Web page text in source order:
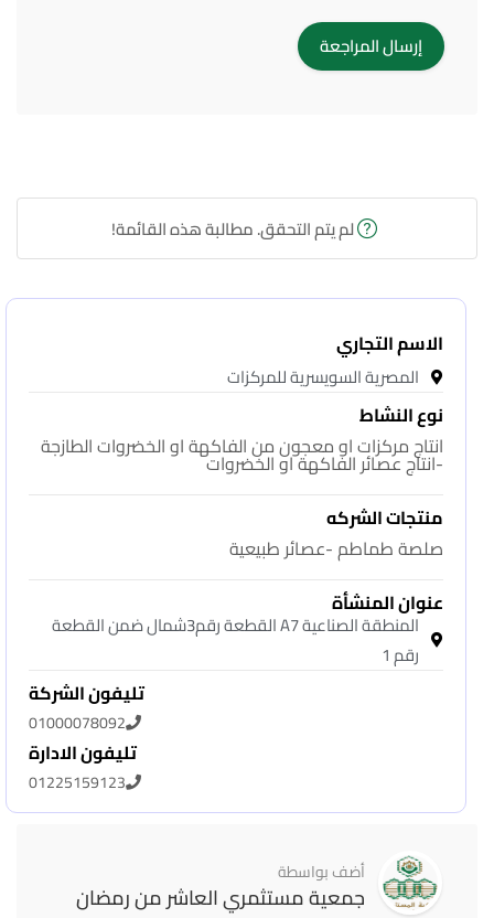
لم يتم التحقق. مطالبة هذه القائمة!
الاسم التجاري
المصرية السويسرية للمركزات
نوع النشاط
انتاج مركزات او معجون من الفاكهة او الخضروات الطازجة
-انتاج عصائر الفاكهة او الخضروات
منتجات الشركه
صلصة طماطم -عصائر طبيعية
عنوان المنشأة
المنطقة الصناعية A7 القطعة رقم3شمال ضمن القطعة
رقم 1
تليفون الشركة
01000078092
تليفون الادارة
01225159123
أضف بواسطة
جمعية مستثمري العاشر من رمضان